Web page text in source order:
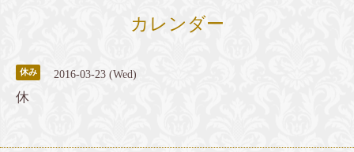
カレンダー
休み 2016-03-23 (Wed)
休